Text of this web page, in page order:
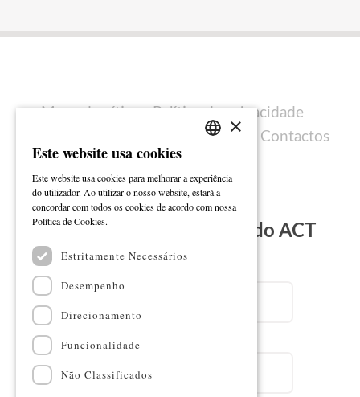
Mapa do sítio
Política de privacidade
Ficha técnica Contactos
Subscreva a Newsletter do ACT
ENGLISH
×
Este website usa cookies
Este website usa cookies para melhorar a experiência
do utilizador. Ao utilizar o nosso website, estará a
concordar com todos os cookies de acordo com nossa
Política de Cookies.
Estritamente Necessários
Desempenho
Direcionamento
Funcionalidade
Não Classificados